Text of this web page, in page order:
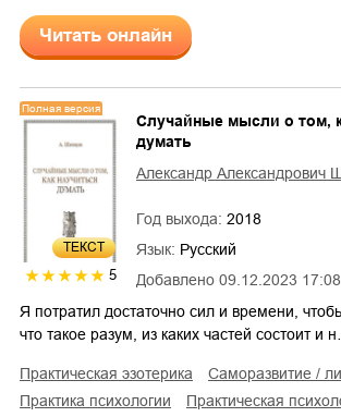
Читать онлайн
ТЕКСТ
Полная версия
5 Добавлено 09.12.2023 17:08
Случайные мысли о том,
думать
Александр Александрович
Год выхода: 2018
Язык: Русский
Я потратил достаточно сил и времени,
что такое разум, из каких частей состоит и
практическая эзотерика
саморазвитие /
практика психологии
практическая